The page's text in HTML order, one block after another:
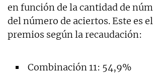
en función de la cantidad de
del número de aciertos. Este es
premios según la recaudación:
Combinación 11: 54,9%